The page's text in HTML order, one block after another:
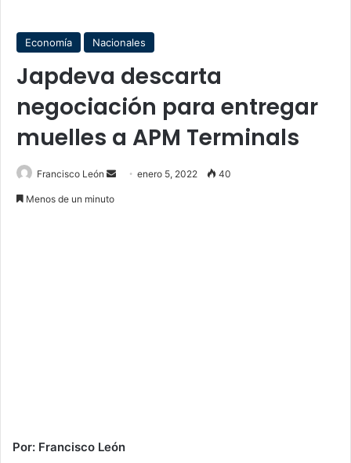
Economía Nacionales
Japdeva descarta
negociación para entregar
muelles a APM Terminals
Francisco León
Sendenero 5, 2022 40
Menos de un minuto
Por: Francisco León